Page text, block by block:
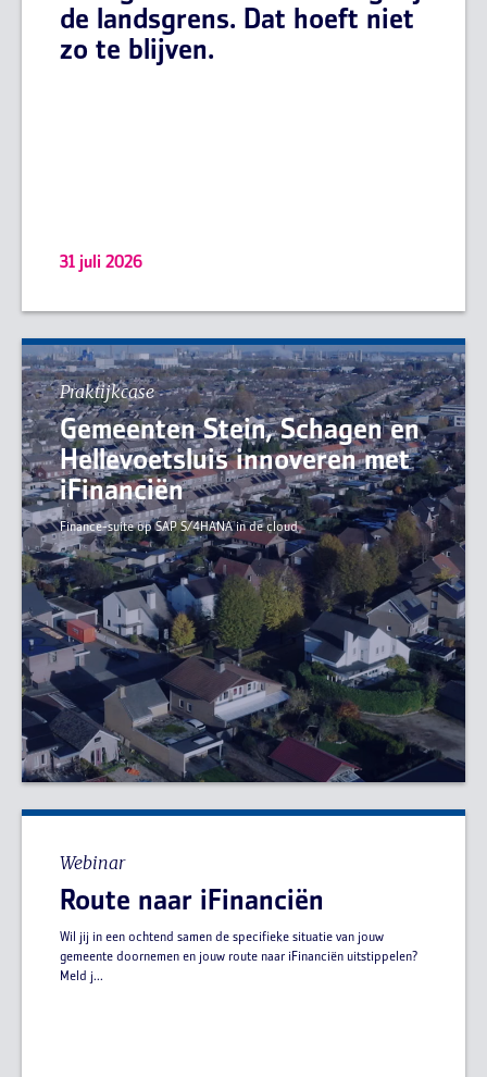
de landsgrens. Dat hoeft niet
zo te blijven.
31 juli 2026
Praktijkcase
Gemeenten Stein, Schagen en
Hellevoetsluis innoveren met
iFinanciën
Finance-suite op SAP S/4HANA in de cloud
Webinar
Route naar iFinanciën
Wil jij in een ochtend samen de specifieke situatie van jouw
gemeente doornemen en jouw route naar iFinanciën uitstippelen?
Meld j...